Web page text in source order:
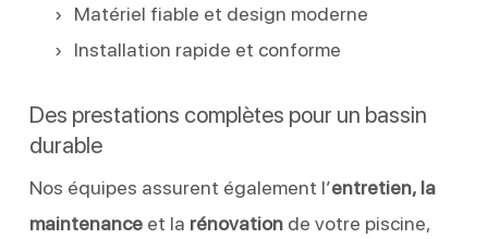
Matériel fiable et design moderne
Installation rapide et conforme
Des prestations complètes pour un bassin
durable
Nos équipes assurent également l’entretien, la
maintenanceet la rénovationde votre piscine,